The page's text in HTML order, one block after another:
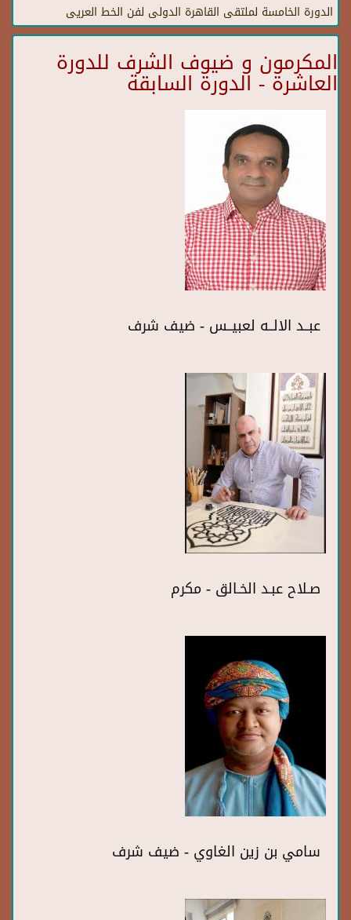
الدورة الخامسة لملتقى القاهرة الدولى لفن الخط العريى
المكرمون و ضيوف الشرف للدورة
العاشرة - الدورة السابقة
عبــد الالــه لعبيــس - ضيف شرف
صـلاح عبـد الخـالق - مكرم
سامي بن زين الغاوي - ضيف شرف